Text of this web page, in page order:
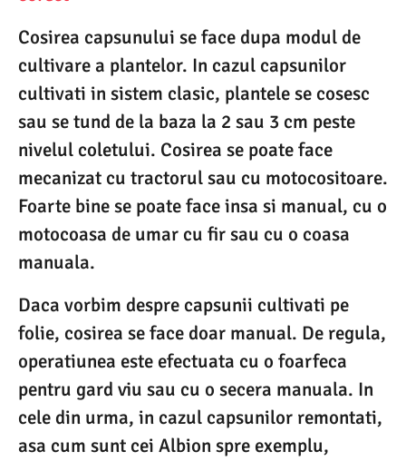
Cosirea capsunului se face dupa modul de
cultivare a plantelor. In cazul capsunilor
cultivati in sistem clasic, plantele se cosesc
sau se tund de la baza la 2 sau 3 cm peste
nivelul coletului. Cosirea se poate face
mecanizat cu tractorul sau cu motocositoare.
Foarte bine se poate face insa si manual, cu o
motocoasa de umar cu fir sau cu o coasa
manuala.
Daca vorbim despre capsunii cultivati pe
folie, cosirea se face doar manual. De regula,
operatiunea este efectuata cu o foarfeca
pentru gard viu sau cu o secera manuala. In
cele din urma, in cazul capsunilor remontati,
asa cum sunt cei Albion spre exemplu,